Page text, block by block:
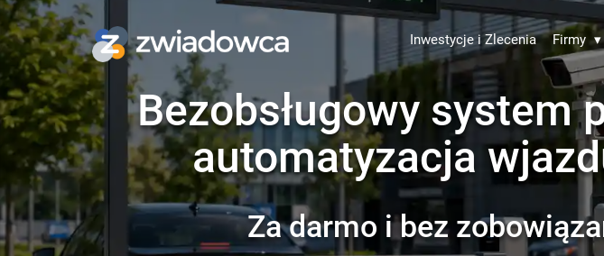
Inwestycje i Zlecenia Firmy ▾
Bezobsługowy system
automatyzacja
Za darmo i bez